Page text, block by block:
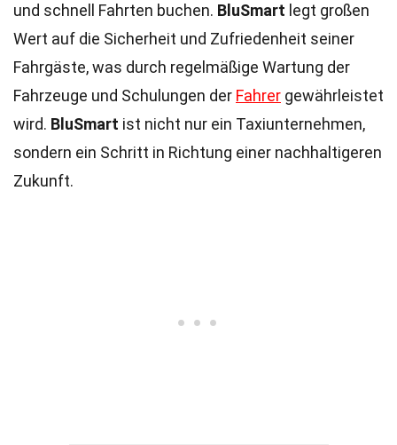
und schnell Fahrten buchen. BluSmart legt großen
Wert auf die Sicherheit und Zufriedenheit seiner
Fahrgäste, was durch regelmäßige Wartung der
Fahrzeuge und Schulungen der Fahrer gewährleistet
wird. BluSmart ist nicht nur ein Taxiunternehmen,
sondern ein Schritt in Richtung einer nachhaltigeren
Zukunft.